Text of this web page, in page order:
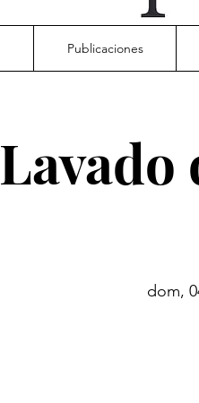
Publicaciones
Lavado
dom,